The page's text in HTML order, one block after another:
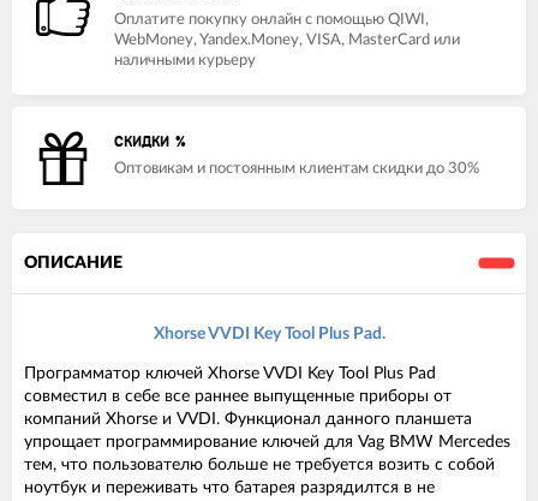
Оплатите покупку онлайн с помощью QIWI,
WebMoney, Yandex.Money, VISA, MasterCard или
наличными курьеру
СКИДКИ %
Оптовикам и постоянным клиентам скидки до 30%
ОПИСАНИЕ
Xhorse VVDI Key Tool Plus Pad.
Программатор ключей Xhorse VVDI Key Tool Plus Pad
совместил в себе все раннее выпущенные приборы от
компаний Xhorse и VVDI. Функционал данного планшета
упрощает программирование ключей для Vag BMW Mercedes
тем, что пользователю больше не требуется возить с собой
ноутбук и переживать что батарея разрядилтся в не